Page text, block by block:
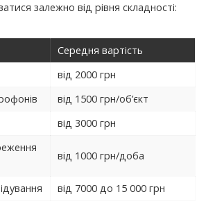
залежно від рівня складності:
Середня вартість
від 2000 грн
від 1500 грн/об’єкт
від 3000 грн
від 1000 грн/доба
від 7000 до 15 000 грн